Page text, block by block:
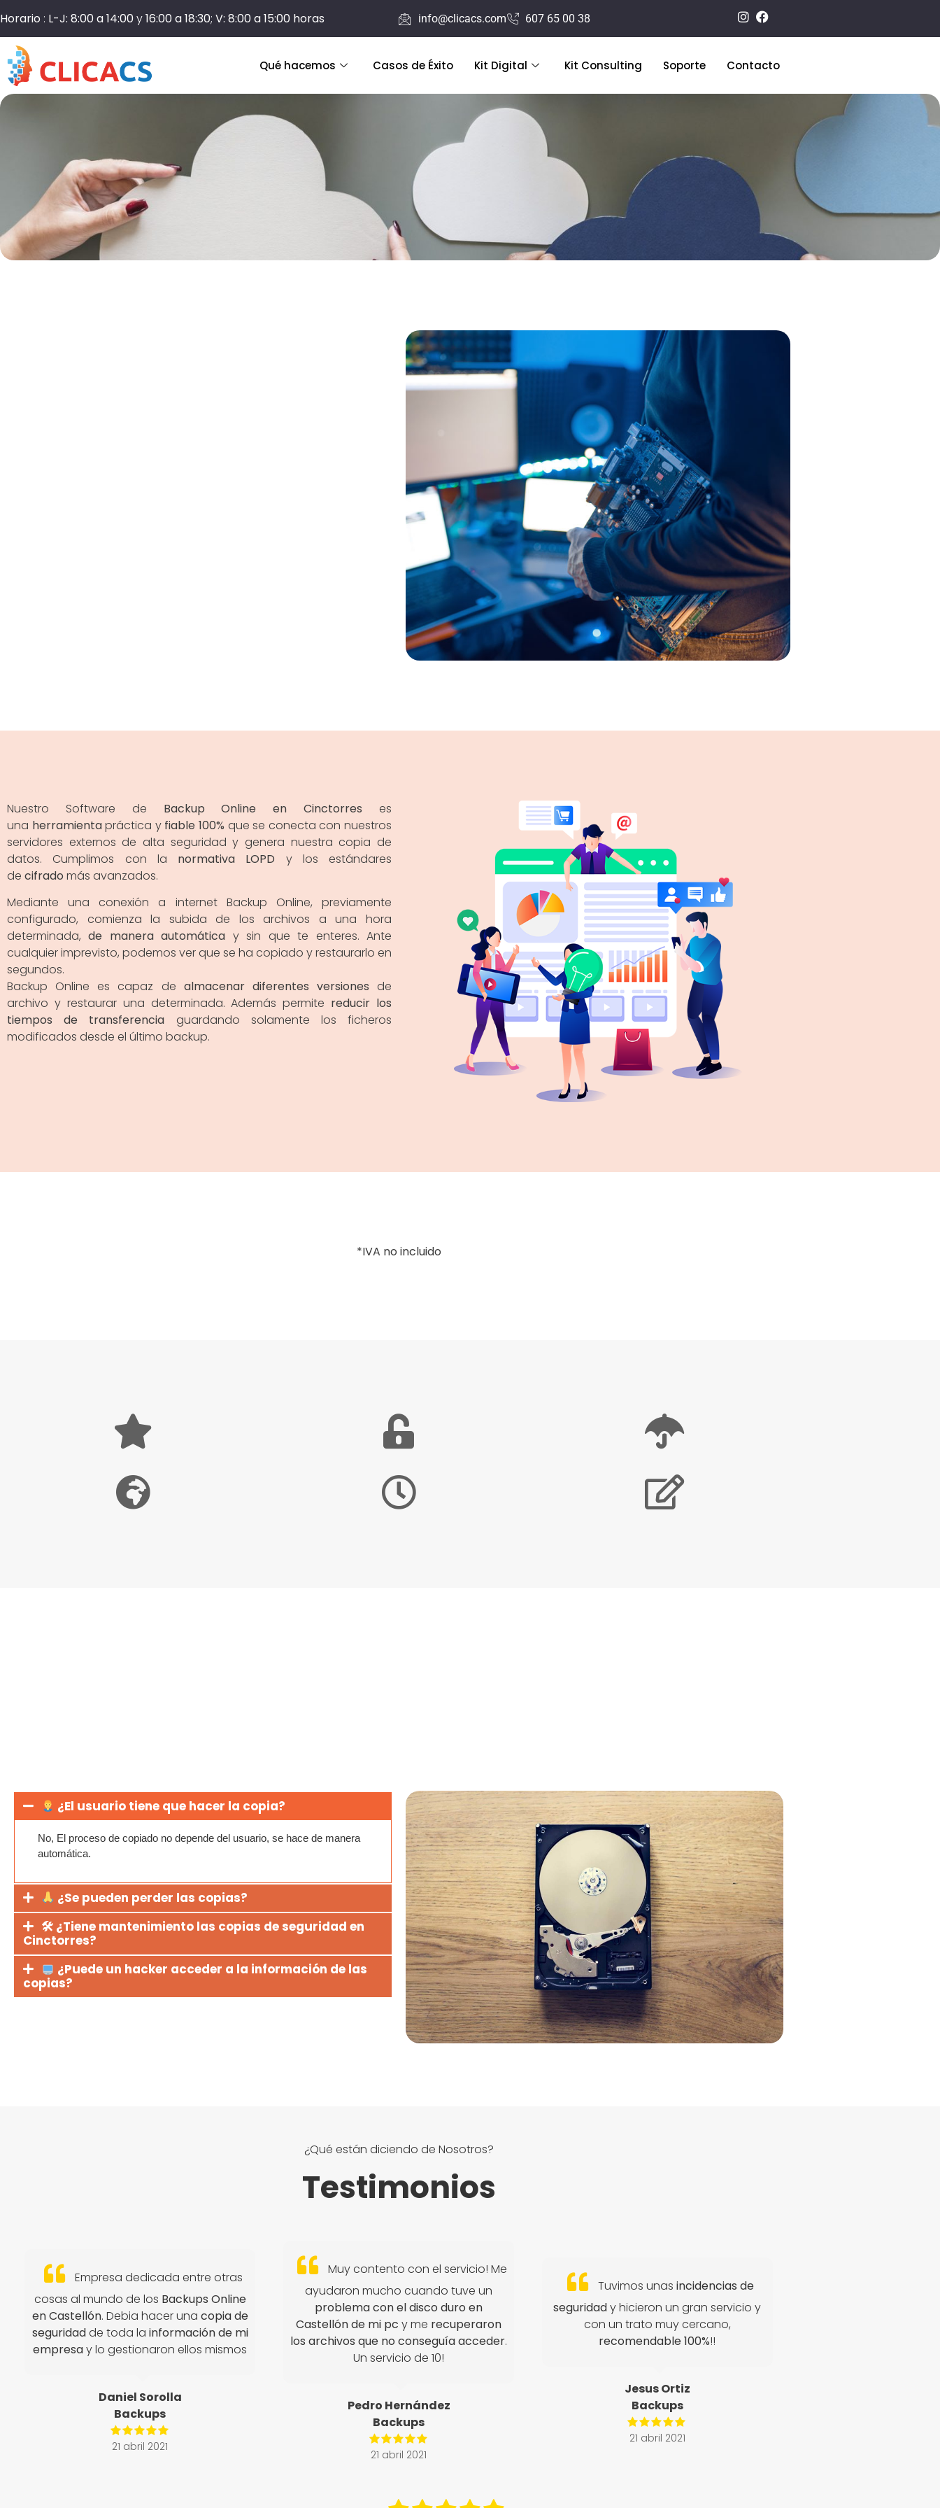
Horario : L-J: 8:00 a 14:00y16:00 a 18:30; V: 8:00 a 15:00 horas info@clicacs.com 607 65 00 38
Qué hacemos Casos de Éxito Kit Digital Kit Consulting Soporte Contacto
Nuestro Software de Backup Online en Cinctorres es
una herramientapráctica y fiable 100% que se conecta con nuestros
servidores externos de alta seguridad y genera nuestra copia de
datos. Cumplimos con la normativa LOPD y los estándares
de cifrado más avanzados.
Mediante una conexión a internet Backup Online, previamente
configurado, comienza la subida de los archivos a una hora
determinada,de manera automática y sin que te enteres. Ante
cualquier imprevisto, podemos ver que se ha copiado y restaurarlo en
segundos.
Backup Online es capaz de almacenar diferentes versiones de
archivo y restaurar una determinada. Además permite reducir los
tiempos de transferencia guardando solamente los ficheros
modificados desde el último backup.
*IVA no incluido
¿El usuario tiene que hacer la copia?
No, El proceso de copiado no depende del usuario, se hace de manera
automática.
¿Se pueden perder las copias?
🛠 ¿Tiene mantenimiento las copias de seguridad en
Cinctorres?
¿Puede un hacker acceder a la información de las
copias?
¿Qué están diciendo de Nosotros?
Testimonios
Empresa dedicada entre otras
cosas al mundo de los Backups Online
en Castellón. Debia hacer una copia de
seguridadde toda la información de mi
empresay lo gestionaron ellos mismos
Daniel Sorolla
Backups
21 abril 2021
Muy contento con el servicio! Me
ayudaron mucho cuando tuve un
problema con el disco duro en
Castellón de mi pc y me recuperaron
los archivos que no conseguía acceder.
Un servicio de 10!
Pedro Hernández
Backups
21 abril 2021
Tuvimos unasincidencias de
seguridady hicieron un gran servicio y
con un trato muy cercano,
recomendable 100%!!
Jesus Ortiz
Backups
21 abril 2021